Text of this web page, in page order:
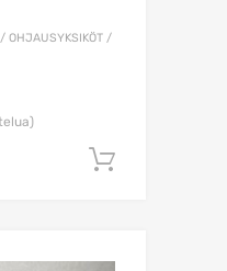
OHJAUSYKSIKÖT /